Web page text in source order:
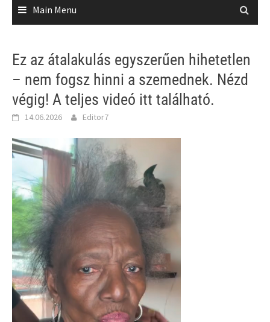
Main Menu
Ez az átalakulás egyszerűen hihetetlen
– nem fogsz hinni a szemednek. Nézd
végig! A teljes videó itt található.
14.06.2026 Editor7